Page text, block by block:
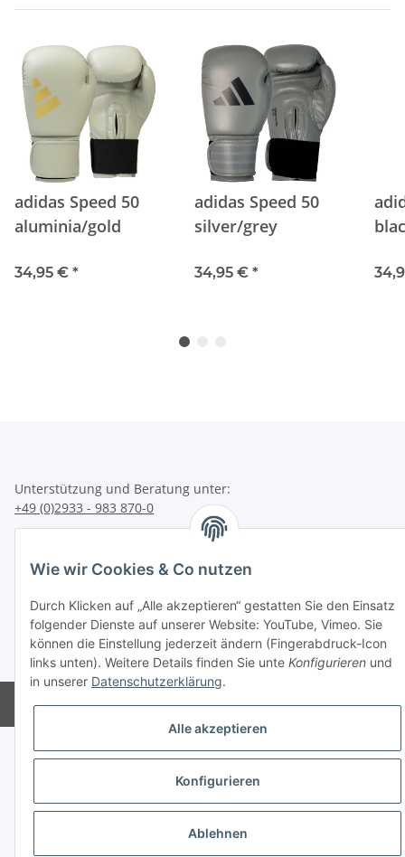
adidas Speed 50
aluminia/gold
34,95 € *
adidas Speed 50
silver/grey
34,95 € *
Unterstützung und Beratung unter:
+49 (0)2933 - 983 870-0
info@sportart3.com
Informationen
Gesetzliche Informationen
* Alle Preise inkl. gesetzlicher USt.
Powered byJTL-Shop
Wie wir Cookies & Co nutzen
Durch Klicken auf „Alle akzeptieren“ gestatten Sie den Einsatz
folgender Dienste auf unserer Website: YouTube, Vimeo. Sie
können die Einstellung jederzeit ändern (Fingerabdruck-Icon
links unten). Weitere Details finden Sie unte Konfigurieren und
in unserer Datenschutzerklärung.
Alle akzeptieren
Konfigurieren
Ablehnen